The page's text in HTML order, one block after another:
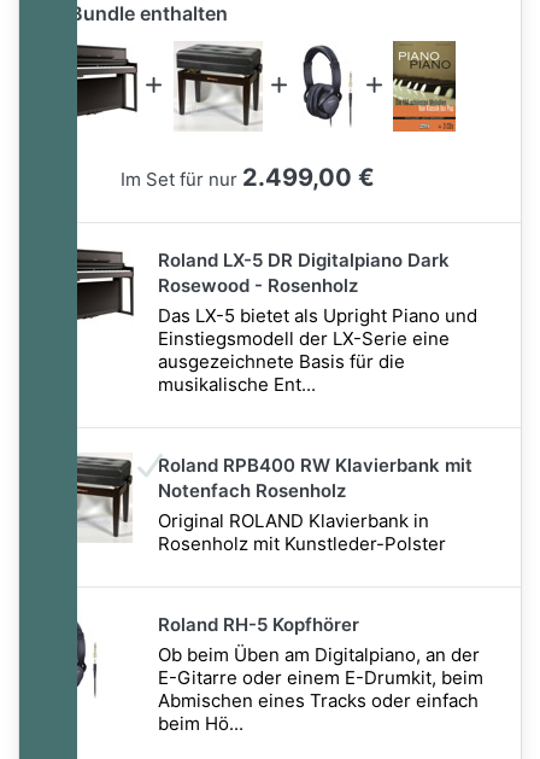
im Bundle enthalten
im Bundle enthalten
Im Set für nur 2.499,00 €
Roland LX-5 DR Digitalpiano Dark
Rosewood - Rosenholz
Das LX-5 bietet als Upright Piano und
Einstiegsmodell der LX-Serie eine
ausgezeichnete Basis für die
musikalische Ent...
Roland RPB400 RW Klavierbank mit
Notenfach Rosenholz
Original ROLAND Klavierbank in
Rosenholz mit Kunstleder-Polster
Roland RH-5 Kopfhörer
Ob beim Üben am Digitalpiano, an der
E-Gitarre oder einem E-Drumkit, beim
Abmischen eines Tracks oder einfach
beim Hö...